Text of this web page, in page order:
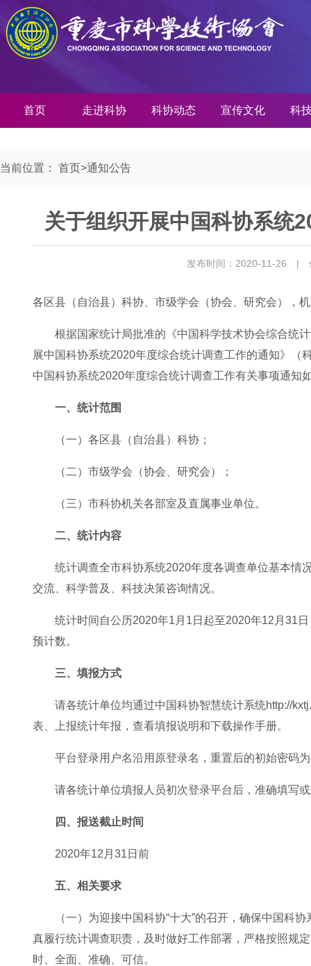
首页 走进科协 科协动态 宣传文化 科
当前位置： 首页>通知公告
关于组织开展中国科协系统
发布时间：2020-11-26 |
各区县（自治县）科协、市级学会（协会、研究会），
根据国家统计局批准的《中国科学技术协会综合统
展中国科协系统2020年度综合统计调查工作的通知》
中国科协系统2020年度综合统计调查工作有关事项通知
一、统计范围
（一）各区县（自治县）科协；
（二）市级学会（协会、研究会）；
（三）市科协机关各部室及直属事业单位。
二、统计内容
统计调查全市科协系统2020年度各调查单位基本情
交流、科学普及、科技决策咨询情况。
统计时间自公历2020年1月1日起至2020年12月31
预计数。
三、填报方式
请各统计单位均通过中国科协智慧统计系统http://
表、上报统计年报，查看填报说明和下载操作手册。
平台登录用户名沿用原登录名，重置后的初始密码
请各统计单位填报人员初次登录平台后，准确填写
四、报送截止时间
2020年12月31日前
五、相关要求
（一）为迎接中国科协“十大”的召开，确保中国科
真履行统计调查职责，及时做好工作部署，严格按照规
时、全面、准确、可信。